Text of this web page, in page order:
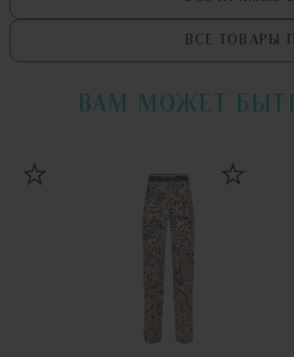
ВСЕ ТОВАРЫ
ВАМ МОЖЕТ